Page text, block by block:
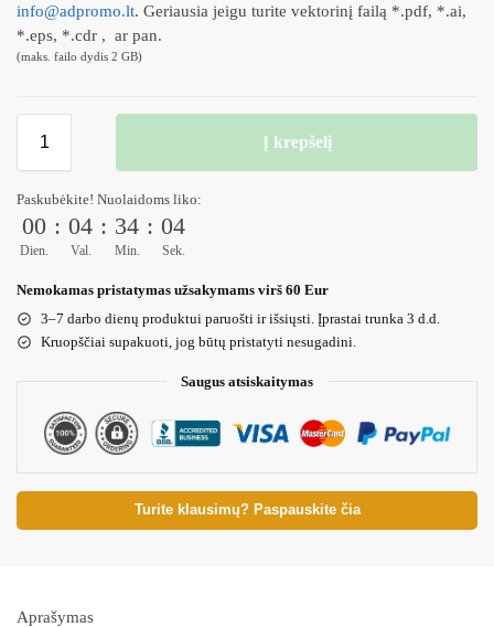
info@adpromo.lt. Geriausia jeigu turite vektorinį failą *.pdf, *.ai,
*.eps, *.cdr , ar pan.
(maks. failo dydis 2 GB)
Į krepšelį
Paskubėkite! Nuolaidoms liko:
00
Dien.
: 04
Val.
: 34
Min.
: 01
Sek.
Nemokamas pristatymas užsakymams virš 60 Eur
3–7 darbo dienų produktui paruošti ir išsiųsti. Įprastai trunka 3 d.d.
Kruopščiai supakuoti, jog būtų pristatyti nesugadini.
Saugus atsiskaitymas
Turite klausimų? Paspauskite čia
Aprašymas